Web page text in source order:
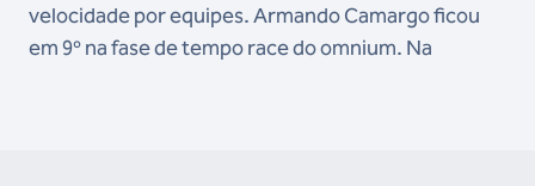
velocidade por equipes. Armando Camargo ficou
em 9º na fase de tempo race do omnium. Na